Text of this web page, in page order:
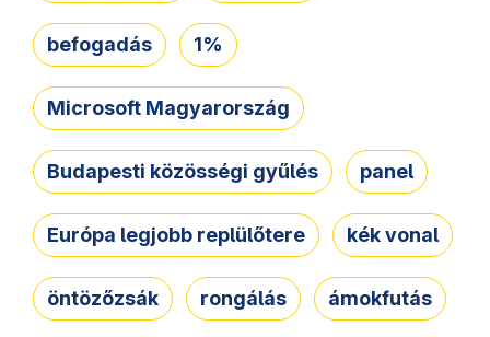
befogadás 1%
Microsoft Magyarország
Budapesti közösségi gyűlés panel
Európa legjobb replülőtere kék vonal
öntözőzsák rongálás ámokfutás